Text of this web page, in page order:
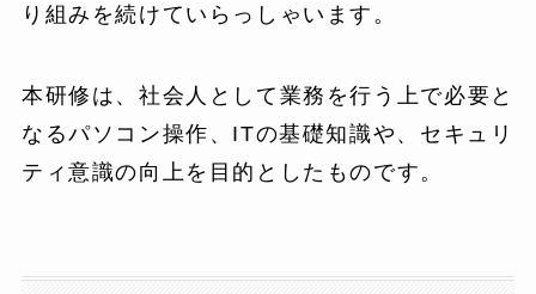
り組みを続けていらっしゃいます。
本研修は、社会人として業務を行う上で必要と
なるパソコン操作、ITの基礎知識や、セキュリ
ティ意識の向上を目的としたものです。